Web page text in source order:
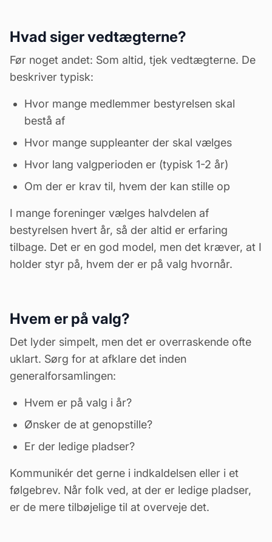
Hvad siger vedtægterne?
Før noget andet: Som altid, tjek vedtægterne. De
beskriver typisk:
Hvor mange medlemmer bestyrelsen skal
bestå af
Hvor mange suppleanter der skal vælges
Hvor lang valgperioden er (typisk 1-2 år)
Om der er krav til, hvem der kan stille op
I mange foreninger vælges halvdelen af
bestyrelsen hvert år, så der altid er erfaring
tilbage. Det er en god model, men det kræver, at I
holder styr på, hvem der er på valg hvornår.
Hvem er på valg?
Det lyder simpelt, men det er overraskende ofte
uklart. Sørg for at afklare det inden
generalforsamlingen:
Hvem er på valg i år?
Ønsker de at genopstille?
Er der ledige pladser?
Kommunikér det gerne i indkaldelsen eller i et
følgebrev. Når folk ved, at der er ledige pladser,
er de mere tilbøjelige til at overveje det.